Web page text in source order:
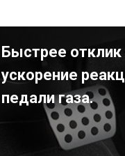
Быстрее отклик
ускорение
педали газа.